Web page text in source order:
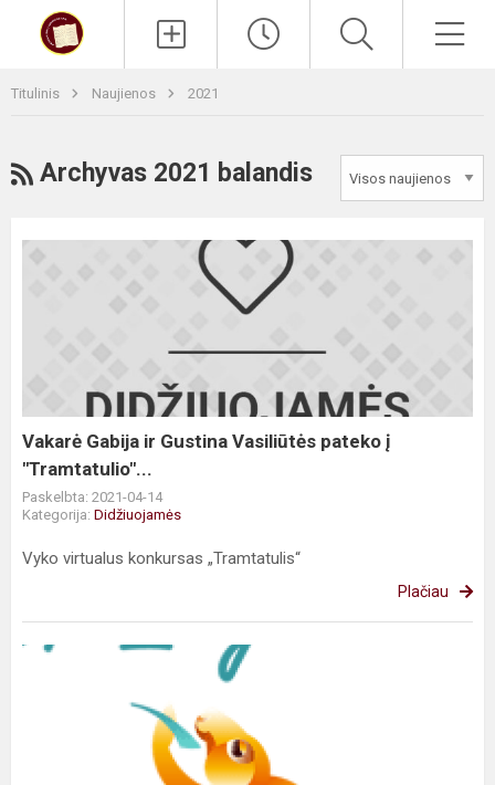
Titulinis Naujienos 2021
RSS
Archyvas 2021 balandis
Vakarė
"Tramtatulio"...
Vakarė Gabija ir Gustina Vasiliūtės pateko į
"Tramtatulio"...
Paskelbta: 2021-04-14
Kategorija: Didžiuojamės
Vyko virtualus konkursas „Tramtatulis“
Plačiau
Anglų